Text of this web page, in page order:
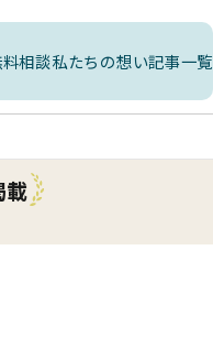
相談私たちの想い記事一覧
載